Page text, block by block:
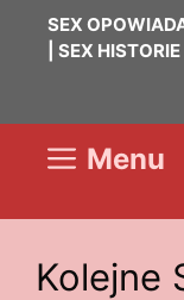
Przejdź
SEX
| SEX
Menu
Kolejne